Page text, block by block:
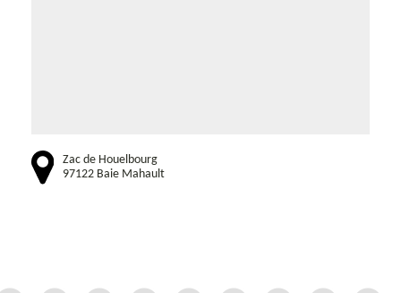
Zac de Houelbourg
97122 Baie Mahault